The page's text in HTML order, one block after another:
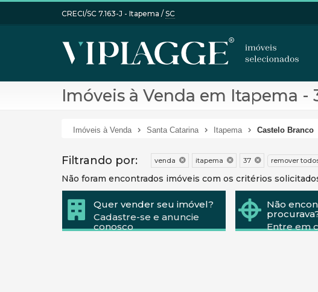
CRECI/SC 7.163-J - Itapema / SC
Imóveis à Venda em Itapema -
Imóveis à Venda Santa Catarina Itapema Castelo Branco
Filtrando por: venda itapema 37 remover
Não foram encontrados imóveis com os critérios
Quer vender seu imóvel?
Cadastre-se e anuncie
conosco
Não
Entre em